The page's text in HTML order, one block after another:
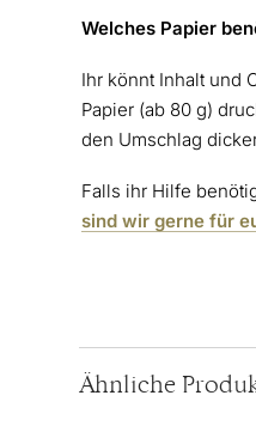
Welches Papier
Ihr könnt Inhalt und
Papier (ab 80 g)
den Umschlag
Falls ihr Hilfe
sind wir gerne für
Ähnliche